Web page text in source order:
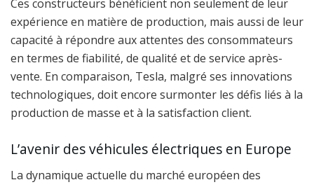
Ces constructeurs bénéficient non seulement de leur
expérience en matière de production, mais aussi de leur
capacité à répondre aux attentes des consommateurs
en termes de fiabilité, de qualité et de service après-
vente. En comparaison, Tesla, malgré ses innovations
technologiques, doit encore surmonter les défis liés à la
production de masse et à la satisfaction client.
L’avenir des véhicules électriques en Europe
La dynamique actuelle du marché européen des